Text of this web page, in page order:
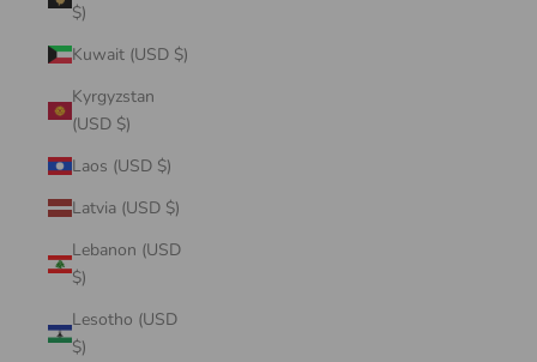
$)
Kuwait (USD $)
Kyrgyzstan
(USD $)
Laos (USD $)
Latvia (USD $)
Lebanon (USD
$)
Lesotho (USD
$)